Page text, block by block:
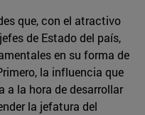
que, con el atractivo
de Estado del país,
en su forma de
la influencia que
a la hora de desarrollar
la jefatura del